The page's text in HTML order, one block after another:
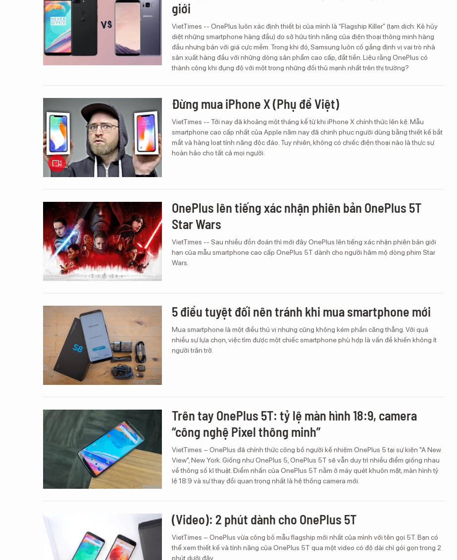
giới
VietTimes -- OnePlus luôn xác định thiết bị của mình là “Flagship Killer” (tạm dịch: Kẻ hủy
diệt những smartphone hàng đầu) do sở hữu tính năng của điện thoại thông minh hàng
đầu nhưng bán với giá cực mềm. Trong khi đó, Samsung luôn cố gắng định vị vai trò nhà
sản xuất hàng đầu với những dòng sản phẩm cao cấp, đắt tiền. Liệu rằng OnePlus có
thành công khi đụng độ với một trong những đối thủ mạnh nhất trên thị trường?
Đừng mua iPhone X (Phụ đề Việt)
VietTimes -- Tới nay đã khoảng một tháng kể từ khi iPhone X chính thức lên kệ. Mẫu
smartphone cao cấp nhất của Apple năm nay đã chinh phục người dùng bằng thiết kế bắt
mắt và hàng loạt tính năng độc đáo. Tuy nhiên, không có chiếc điện thoại nào là thực sự
hoàn hảo cho tất cả mọi người.
OnePlus lên tiếng xác nhận phiên bản OnePlus 5T
Star Wars
VietTimes -- Sau nhiều đồn đoán thì mới đây OnePlus lên tiếng xác nhận phiên bản giới
hạn của mẫu smartphone cao cấp OnePlus 5T dành cho người hâm mộ dòng phim Star
Wars.
5 điều tuyệt đối nên tránh khi mua smartphone mới
Mua smartphone là một điều thú vị nhưng cũng không kém phần căng thẳng. Với quá
nhiều sự lựa chọn, việc tìm được một chiếc smartphone phù hợp là vấn đề khiến không ít
người trăn trở.
Trên tay OnePlus 5T: tỷ lệ màn hình 18:9, camera
“công nghệ Pixel thông minh”
VietTimes – OnePlus đã chính thức công bố người kế nhiệm OnePlus 5 tại sự kiện "A New
View", New York. Giống như OnePlus 5, OnePlus 5T sẽ vẫn duy trì nhiều điểm giống nhau
về thông số kĩ thuật. Điểm nhấn của OnePlus 5T nằm ở máy quét khuôn mặt, màn hình tỷ
lệ 18:9 và sự thay đổi quan trọng nhất là hệ thống camera mới.
(Video): 2 phút dành cho OnePlus 5T
VietTimes – OnePlus vừa công bố mẫu flagship mới nhất của mình với tên gọi 5T. Bạn có
thể xem thiết kế và tính năng của OnePlus 5T qua một video có độ dài chỉ gói gọn trong 2
phút dưới đây.